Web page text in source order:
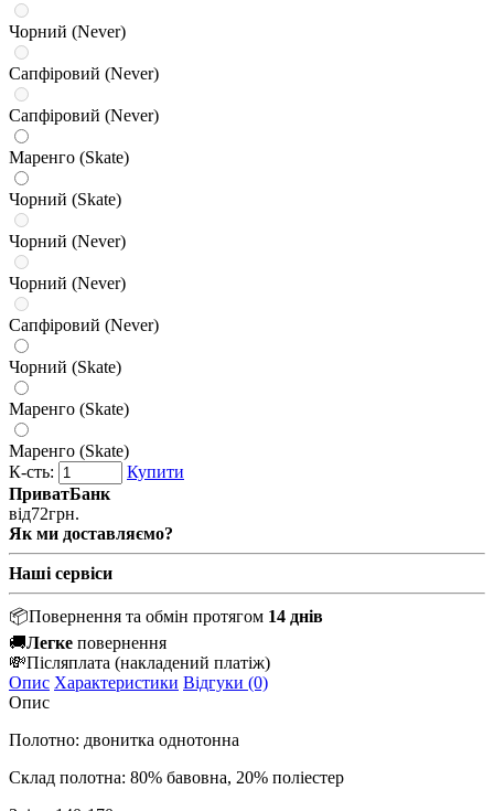
Чорний (Never)
Сапфіровий (Never)
Сапфіровий (Never)
Маренго (Skate)
Чорний (Skate)
Чорний (Never)
Чорний (Never)
Сапфіровий (Never)
Чорний (Skate)
Маренго (Skate)
Маренго (Skate)
К-сть:
Купити
ПриватБанк
від72грн.
Як ми доставляємо?
Наші сервіси
📦Повернення та обмін протягом 14 днів
🚚Легке повернення
💸Післяплата (накладений платіж)
Опис Характеристики Відгуки (0)
Опис
Полотно: двонитка однотонна
Склад полотна: 80% бавовна, 20% поліестер